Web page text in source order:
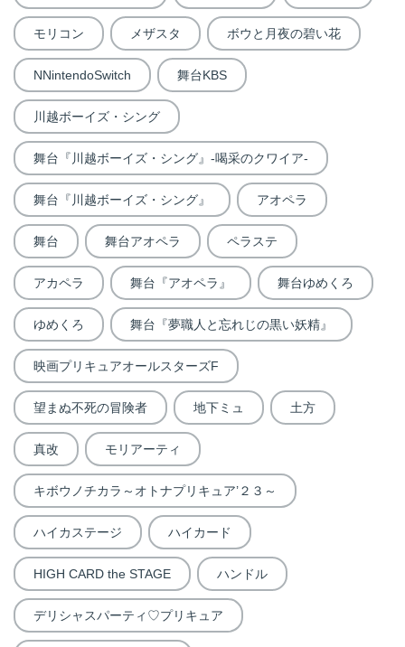
モリコン メザスタ ボウと月夜の碧い花
NNintendoSwitch 舞台KBS
川越ボーイズ・シング
舞台『川越ボーイズ・シング』-喝采のクワイア-
舞台『川越ボーイズ・シング』 アオペラ
舞台 舞台アオペラ ペラステ
アカペラ 舞台『アオペラ』 舞台ゆめくろ
ゆめくろ 舞台『夢職人と忘れじの黒い妖精』
映画プリキュアオールスターズF
望まぬ不死の冒険者 地下ミュ 土方
真改 モリアーティ
キボウノチカラ～オトナプリキュア’２３～
ハイカステージ ハイカード
HIGH CARD the STAGE ハンドル
デリシャスパーティ♡プリキュア